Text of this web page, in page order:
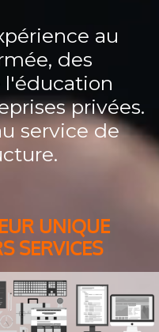
au
des
l'éducation
privées.
service de
UNIQUE
SERVICES